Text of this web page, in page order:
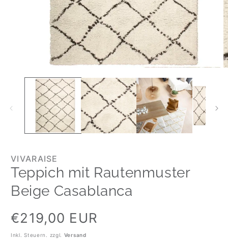
VIVARAISE
Teppich mit Rautenmuster
Beige Casablanca
Normaler
Preis
€219,00 EUR
Inkl. Steuern. zzgl. Versand